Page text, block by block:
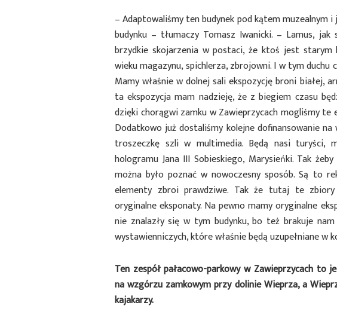
– Adaptowaliśmy ten budynek pod kątem muzealnym
budynku – tłumaczy Tomasz Iwanicki. – Lamus,
brzydkie skojarzenia w postaci, że ktoś jest starym
wieku magazynu, spichlerza, zbrojowni. I w tym duchu
Mamy właśnie w dolnej sali ekspozycję broni białej,
ta ekspozycja mam nadzieję, że z biegiem czasu
dzięki chorągwi zamku w Zawieprzycach mogliśmy te
Dodatkowo już dostaliśmy kolejne dofinansowanie
troszeczkę szli w multimedia. Będą nasi turyści,
hologramu Jana III Sobieskiego, Marysieńki. Tak
można było poznać w nowoczesny sposób. Są to
elementy zbroi prawdziwe. Tak że tutaj te zbiory
oryginalne eksponaty. Na pewno mamy oryginalne
nie znalazły się w tym budynku, bo też brakuje
wystawienniczych, które właśnie będą uzupełniane w
Ten zespół pałacowo-parkowy w Zawieprzycach to
na wzgórzu zamkowym przy dolinie Wieprza, a
kajakarzy.